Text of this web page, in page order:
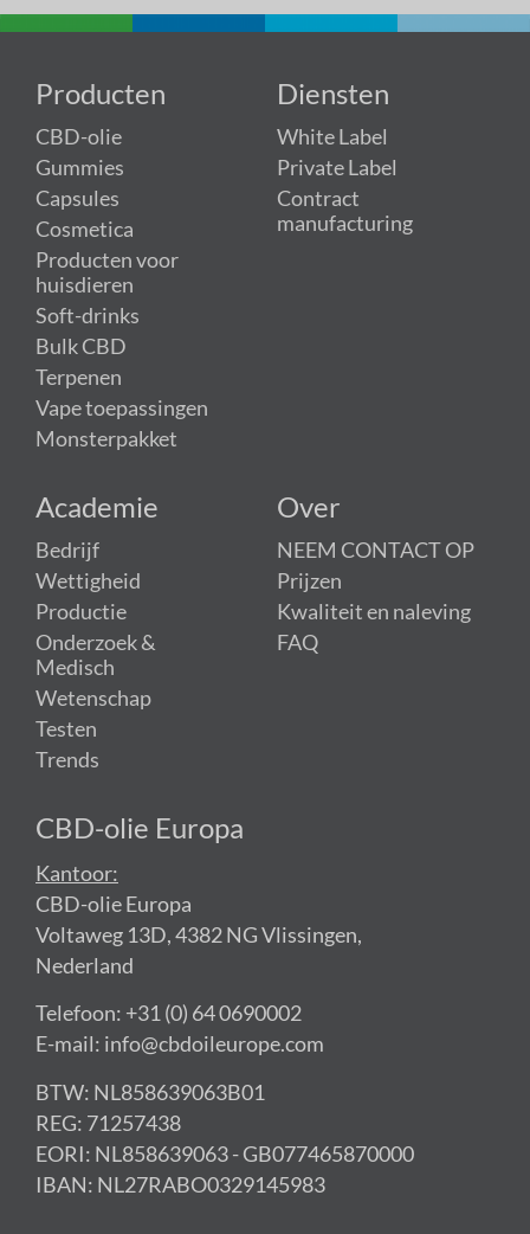
Producten
CBD-olie
Gummies
Capsules
Cosmetica
Producten voor
huisdieren
Soft-drinks
Bulk CBD
Terpenen
Vape toepassingen
Monsterpakket
Diensten
White Label
Private Label
Contract
manufacturing
Academie
Bedrijf
Wettigheid
Productie
Onderzoek &
Medisch
Wetenschap
Testen
Trends
Over
NEEM CONTACT OP
Prijzen
Kwaliteit en naleving
FAQ
CBD-olie Europa
Kantoor:
CBD-olie Europa
Voltaweg 13D, 4382 NG Vlissingen,
Nederland
Telefoon: +31 (0) 64 0690002
E-mail: info@cbdoileurope.com
BTW: NL858639063B01
REG: 71257438
EORI: NL858639063 - GB077465870000
IBAN: NL27RABO0329145983